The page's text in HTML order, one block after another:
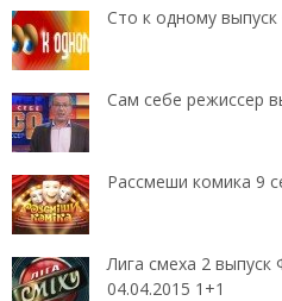
Сто к одному выпуск
Сам себе режиссер
Рассмеши комика 9
Лига смеха 2 выпуск
04.04.2015 1+1